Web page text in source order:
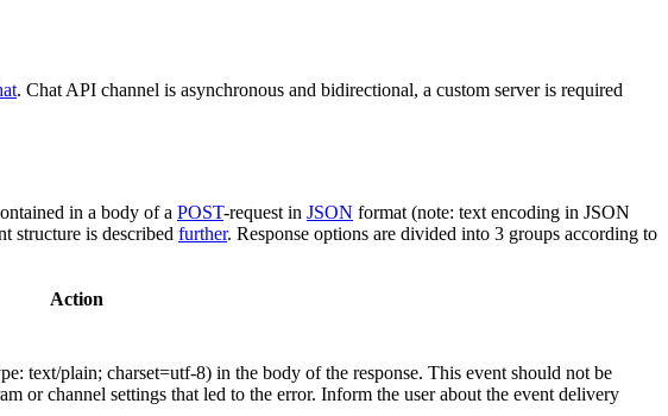
. Chat API channel is asynchronous and bidirectional, a custom server is required
in a body of a POST-request in JSON format (note: text encoding in JSON
structure is described further. Response options are divided into 3 groups according to
Action
text/plain; charset=utf-8) in the body of the response. This event should not be
or channel settings that led to the error. Inform the user about the event delivery